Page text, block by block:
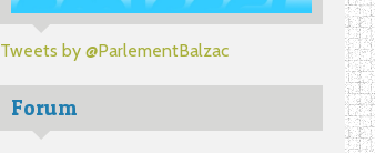
Tweets by @ParlementBalzac
Forum